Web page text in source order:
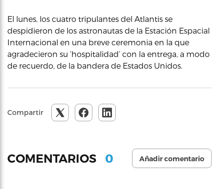
El lunes, los cuatro tripulantes del Atlantis se
despidieron de los astronautas de la Estación Espacial
Internacional en una breve ceremonia en la que
agradecieron su ‘hospitalidad’ con la entrega, a modo
de recuerdo, de la bandera de Estados Unidos.
Compartir
COMENTARIOS 0 Añadir comentario